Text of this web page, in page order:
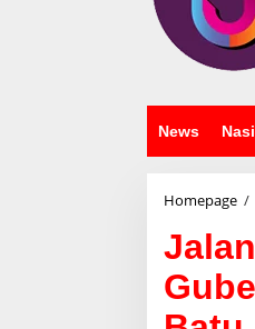
News
Homepage /